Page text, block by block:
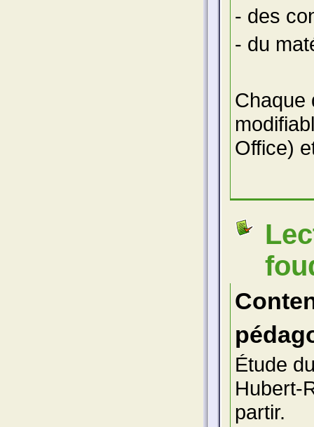
- des
- du
Chaque
Office)
Étude
Hubert-
partir.